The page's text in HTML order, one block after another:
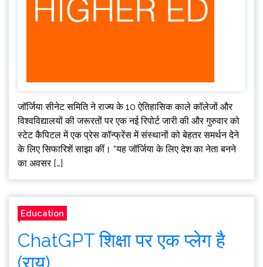
जॉर्जिया सीनेट समिति ने राज्य के 10 ऐतिहासिक काले कॉलेजों और
विश्वविद्यालयों की जरूरतों पर एक नई रिपोर्ट जारी की और गुरुवार को
स्टेट कैपिटल में एक प्रेस कॉन्फ्रेंस में संस्थानों को बेहतर समर्थन देने
के लिए सिफारिशें साझा कीं। “यह जॉर्जिया के लिए देश का नेता बनने
का अवसर […]
Education
ChatGPT शिक्षा पर एक प्लेग है
(राय)